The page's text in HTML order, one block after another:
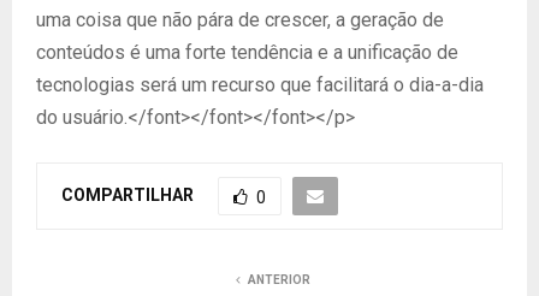
uma coisa que não pára de crescer, a geração de
conteúdos é uma forte tendência e a unificação de
tecnologias será um recurso que facilitará o dia-a-dia
do usuário.</font></font></font></p>
COMPARTILHAR 0
ANTERIOR